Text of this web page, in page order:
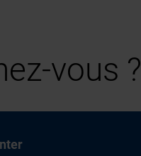
vous ?